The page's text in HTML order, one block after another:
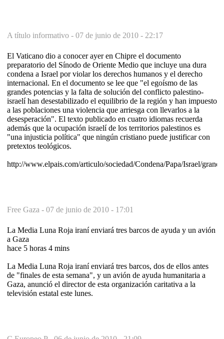
A título informativo - 07 de junio de 2010 - 22:17
El Vaticano dio a conocer ayer en Chipre el documento
preparatorio del Sínodo de Oriente Medio que incluye una dura
condena a Israel por violar los derechos humanos y el derecho
internacional. En el documento se lee que "el egoísmo de las
grandes potencias y la falta de solución del conflicto palestino-
israelí han desestabilizado el equilibrio de la región y han impuesto
a las poblaciones una violencia que arriesga con llevarlos a la
desesperación". El texto publicado en cuatro idiomas recuerda
además que la ocupación israelí de los territorios palestinos es
"una injusticia política" que ningún cristiano puede justificar con
pretextos teológicos.
http://www.elpais.com/articulo/sociedad/Condena/Papa/Israel/
Free Gaza - 07 de junio de 2010 - 17:01
La Media Luna Roja iraní enviará tres barcos de ayuda y un avión
a Gaza
hace 5 horas 4 mins
La Media Luna Roja iraní enviará tres barcos, dos de ellos antes
de "finales de esta semana", y un avión de ayuda humanitaria a
Gaza, anunció el director de esta organización caritativa a la
televisión estatal este lunes.